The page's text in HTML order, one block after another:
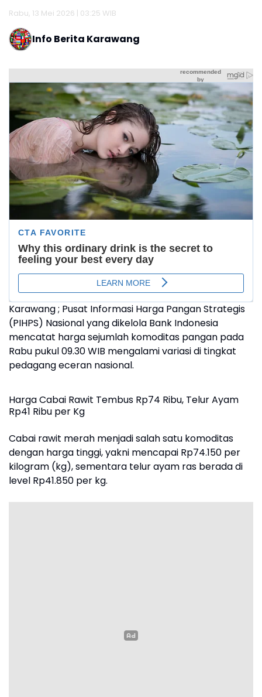
Rabu, 13 Mei 2026 | 03:25 WIB
Info Berita Karawang
Karawang ; Pusat Informasi Harga Pangan Strategis
(PIHPS) Nasional yang dikelola Bank Indonesia
mencatat harga sejumlah komoditas pangan pada
Rabu pukul 09.30 WIB mengalami variasi di tingkat
pedagang eceran nasional.
Harga Cabai Rawit Tembus Rp74 Ribu, Telur Ayam
Rp41 Ribu per Kg
Cabai rawit merah menjadi salah satu komoditas
dengan harga tinggi, yakni mencapai Rp74.150 per
kilogram (kg), sementara telur ayam ras berada di
level Rp41.850 per kg.